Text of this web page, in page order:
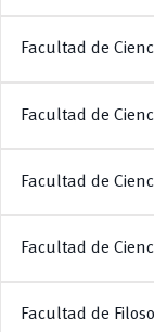
Facultad de
Facultad de
Facultad de
Facultad de
Facultad de